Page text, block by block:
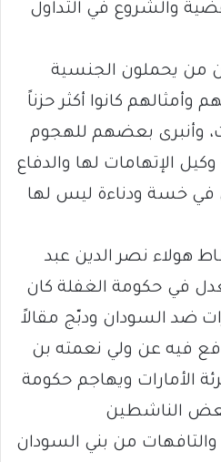
والشروع في التداول
من يحملون الجنسية
وأمثالهم كانوا أكثر حزناً
وأنبرى بعضهم للهجوم
الإتهامات لها والدفاع
في خسة ودناءة ليس لها
هولاء نصر الدين عبد
في حكومة الغفلة كان
ضد السودان ودبّج مقالاً
فيه عن ولي نعمته بن
الأمارات ويهاجم حكومة
الناشطين
من بني السودان